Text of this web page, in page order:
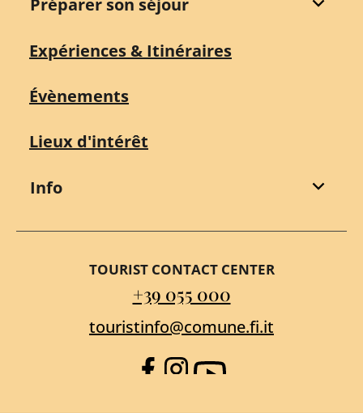
Expériences & Itinéraires
Évènements
Lieux d'intérêt
Info
TOURIST CONTACT CENTER
+39 055 000
touristinfo@comune.fi.it
Facebook
Instagram
YouTube